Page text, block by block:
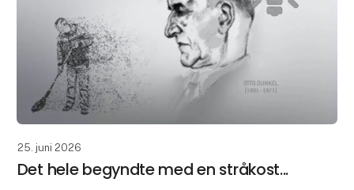
25. juni 2026
Det hele begyndte med en stråkost...